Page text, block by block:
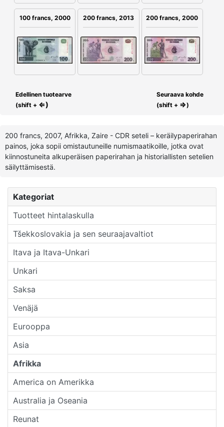
Kategoriat
Tuotteet hintalaskulla
Tšekkoslovakia ja sen seuraajavaltiot
Itava ja Itava-Unkari
Unkari
Saksa
Venäjä
Eurooppa
Asia
Afrikka
America on Amerikka
Australia ja Oseania
Reunat
100 francs, 2000 200 francs, 2013 200 francs, 2000
Edellinen tuotearve
(shift + ⇐)
Seuraava kohde
(shift + ⇒)
200 francs, 2007, Afrikka, Zaire - CDR seteli – keräilypaperirahan
painos, joka sopii omistautuneille numismaatikoille, jotka ovat
kiinnostuneita alkuperäisen paperirahan ja historiallisten setelien
säilyttämisestä.